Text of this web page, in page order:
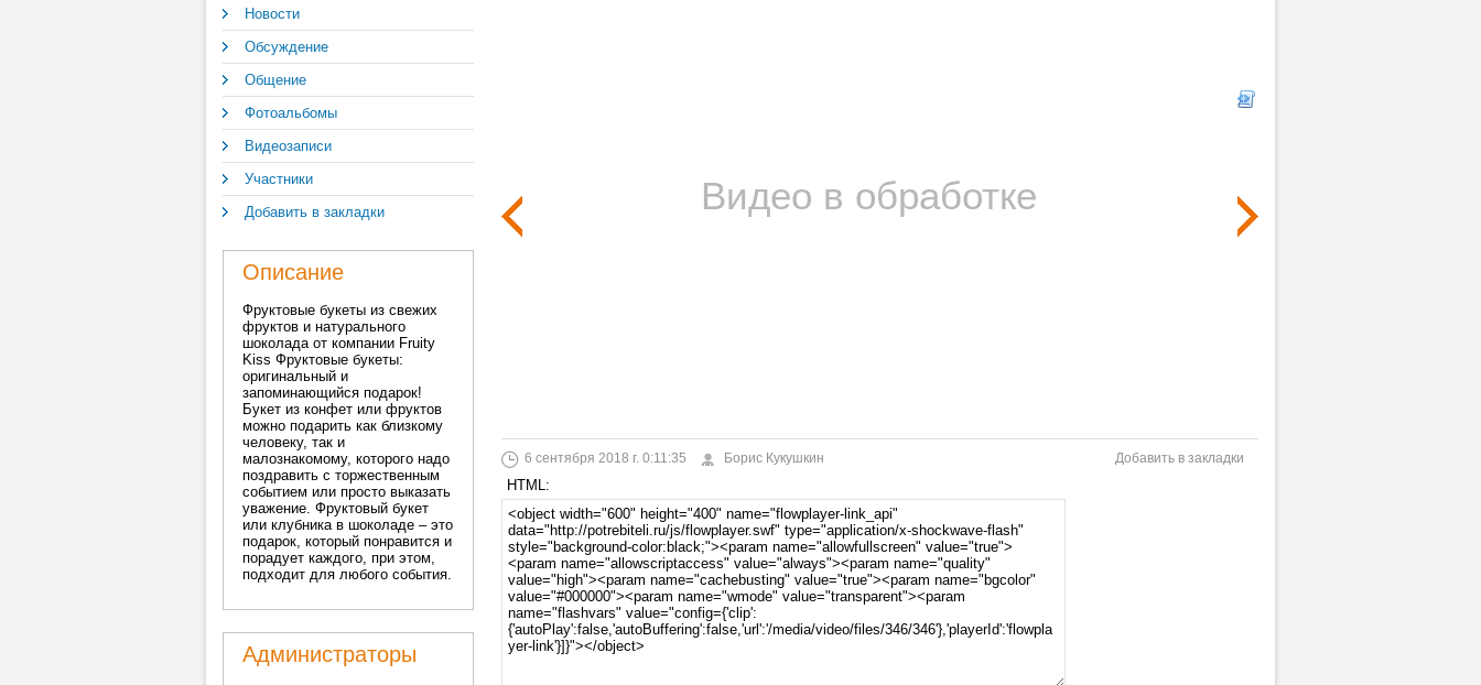
Новости
Обсуждение
Общение
Фотоальбомы
Видеозаписи
Участники
Добавить в закладки
Описание
Фруктовые букеты из свежих
фруктов и натурального
шоколада от компании Fruity
Kiss Фруктовые букеты:
оригинальный и
запоминающийся подарок!
Букет из конфет или фруктов
можно подарить как близкому
человеку, так и
малознакомому, которого надо
поздравить с торжественным
событием или просто выказать
уважение. Фруктовый букет
или клубника в шоколаде – это
подарок, который понравится и
порадует каждого, при этом,
подходит для любого события.
Администраторы
Видео в обработке
6 сентября 2018 г. 0:11:35 Борис Кукушкин Добавить в закладки
HTML: